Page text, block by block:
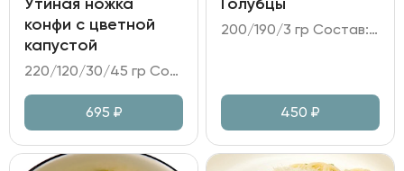
конфи с цветной
капустой
220/120/30/45 гр Состав: - утиная ножка конфи; - капуста цветная; - чатни из сливы; - соус перечный; микрозелень.
695 ₽
200/190/3 гр Состав: - фарш из говядины; лук репчатый; капуста пекинская; - соус на основе сметаны и томатной пасты с луком и морковь; - масло укропное, зелень.
450 ₽